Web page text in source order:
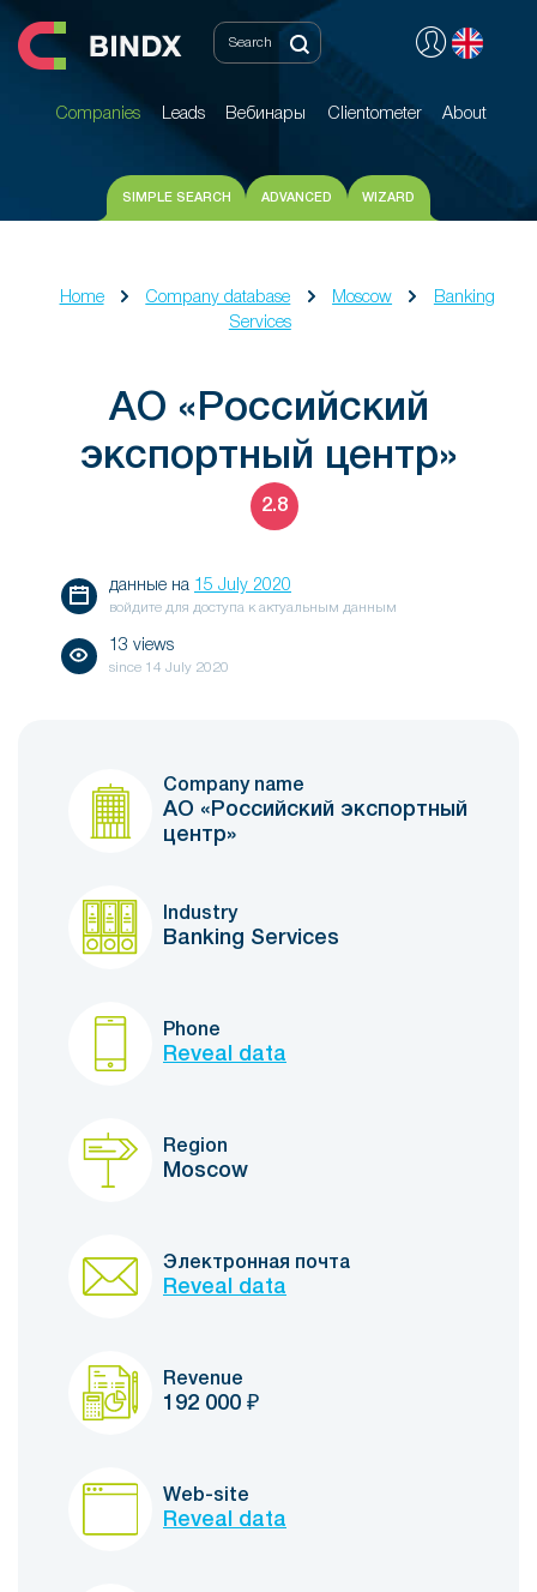
Companies Leads Вебинары Clientometer About
Companies Leads Вебинары Clientometer About
SIMPLE SEARCH ADVANCED WIZARD
Home Company database Moscow
Banking
Services
АО «Российский
экспортный центр»
2.8
данные на 15 July 2020
войдите для доступа к актуальным данным
13 views
since 14 July 2020
Company name
АО «Российский экспортный
центр»
Industry
Banking Services
Phone
Reveal data
Region
Moscow
Электронная почта
Reveal data
Revenue
192 000 ₽
Web-site
Reveal data